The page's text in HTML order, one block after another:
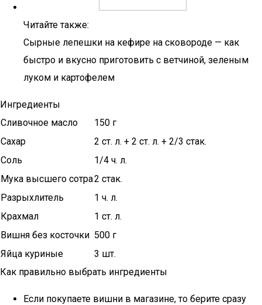
Читайте также:
Сырные лепешки на кефире на сковороде — как
быстро и вкусно приготовить с ветчиной, зеленым
луком и картофелем
Ингредиенты
Сливочное масло
150 г
Сахар
2 ст. л. + 2 ст. л. + 2/3 стак.
Соль
1/4 ч. л.
Мука высшего сотра2 стак.
Разрыхлитель
1 ч. л.
Крахмал
1 ст. л.
Вишня без косточки 500 г
Яйца куриные
3 шт.
Как правильно выбрать ингредиенты
Если покупаете вишни в магазине, то берите сразу